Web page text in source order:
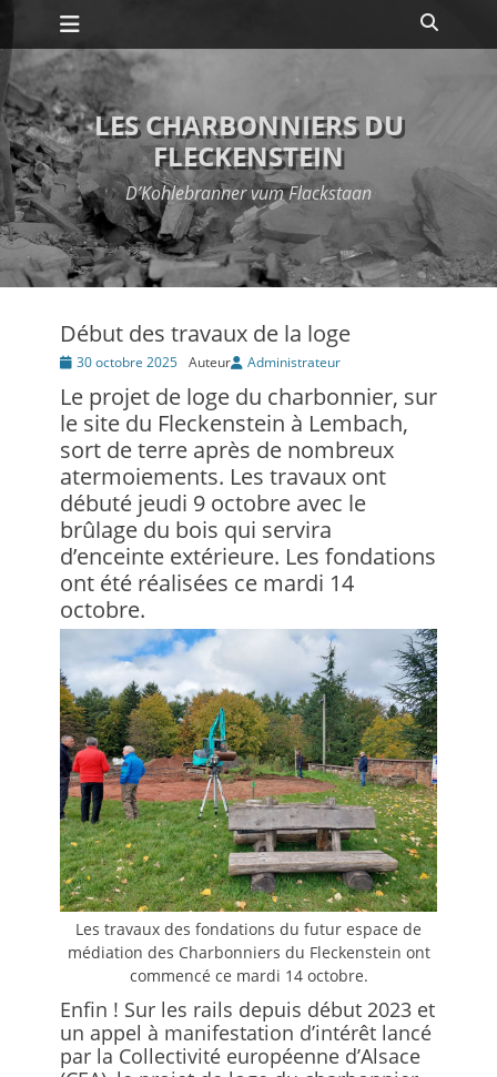
Passer
au
contenu
Premier menu
LES CHARBONNIERS DU
FLECKENSTEIN
D’Kohlebranner vum Flackstaan
Début des travaux de la loge
Posté30 octobre 2025 Auteur Administrateur
Le projet de loge du charbonnier, sur
le site du Fleckenstein à Lembach,
sort de terre après de nombreux
atermoiements. Les travaux ont
débuté jeudi 9 octobre avec le
brûlage du bois qui servira
d’enceinte extérieure. Les fondations
ont été réalisées ce mardi 14
octobre.
Les travaux des fondations du futur espace de
médiation des Charbonniers du Fleckenstein ont
commencé ce mardi 14 octobre.
Enfin ! Sur les rails depuis début 2023 et
un appel à manifestation d’intérêt lancé
par la Collectivité européenne d’Alsace